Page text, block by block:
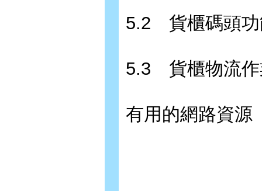
5.2 貨櫃碼頭
5.3 貨櫃物流
有用的網路資源